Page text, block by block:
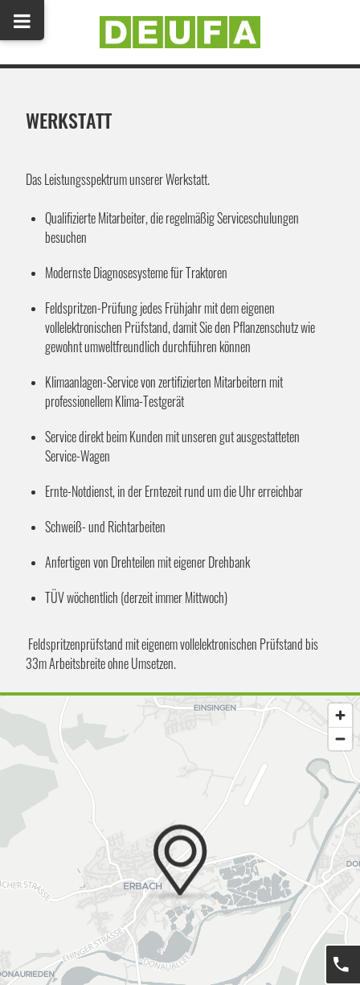
WERKSTATT
Das Leistungsspektrum unserer Werkstatt.
Qualifizierte Mitarbeiter, die regelmäßig Serviceschulungen
besuchen
Modernste Diagnosesysteme für Traktoren
Feldspritzen-Prüfung jedes Frühjahr mit dem eigenen
vollelektronischen Prüfstand, damit Sie den Pflanzenschutz wie
gewohnt umweltfreundlich durchführen können
Klimaanlagen-Service von zertifizierten Mitarbeitern mit
professionellem Klima-Testgerät
Service direkt beim Kunden mit unseren gut ausgestatteten
Service-Wagen
Ernte-Notdienst, in der Erntezeit rund um die Uhr erreichbar
Schweiß- und Richtarbeiten
Anfertigen von Drehteilen mit eigener Drehbank
TÜV wöchentlich (derzeit immer Mittwoch)
Feldspritzenprüfstand mit eigenem vollelektronischen Prüfstand bis
33m Arbeitsbreite ohne Umsetzen.